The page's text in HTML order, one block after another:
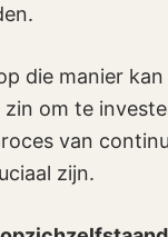
die manier
om te
van
zijn.